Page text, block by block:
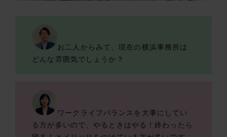
お二人からみて、現在の横浜事務所は
どんな雰囲気でしょうか？
ワークライフバランスを大事にしてい
る方が多いので、やるときはやる！終わったら